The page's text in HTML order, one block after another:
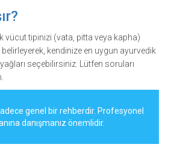
vücut tipinizi (vata, pitta veya kapha)
kendinize en uygun ayurvedik
seçebilirsiniz. Lütfen soruları
genel bir rehberdir. Profesyonel
danışmanız önemlidir.